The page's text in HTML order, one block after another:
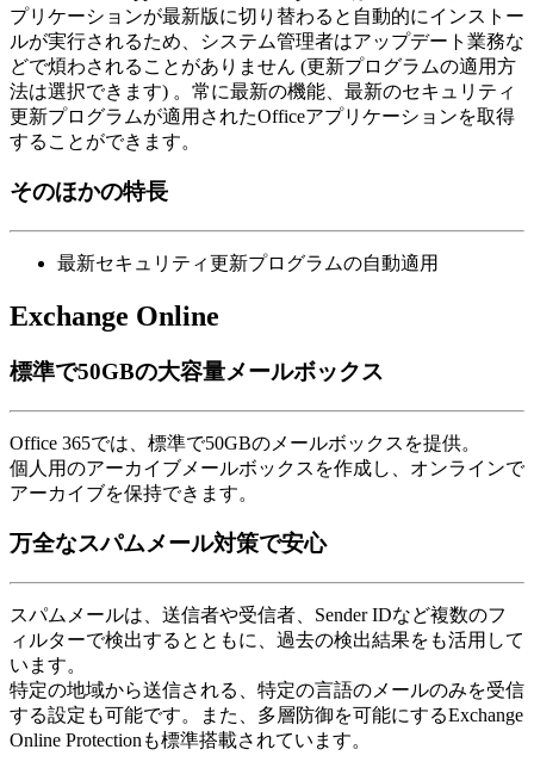
プリケーションが最新版に切り替わると自動的にインストー
ルが実行されるため、システム管理者はアップデート業務な
どで煩わされることがありません (更新プログラムの適用方
法は選択できます) 。常に最新の機能、最新のセキュリティ
更新プログラムが適用されたOfficeアプリケーションを取得
することができます。
そのほかの特長
最新セキュリティ更新プログラムの自動適用
Exchange Online
標準で50GBの大容量メールボックス
Office 365では、標準で50GBのメールボックスを提供。
個人用のアーカイブメールボックスを作成し、オンラインで
アーカイブを保持できます。
万全なスパムメール対策で安心
スパムメールは、送信者や受信者、Sender IDなど複数のフ
ィルターで検出するとともに、過去の検出結果をも活用して
います。
特定の地域から送信される、特定の言語のメールのみを受信
する設定も可能です。また、多層防御を可能にするExchange
Online Protectionも標準搭載されています。